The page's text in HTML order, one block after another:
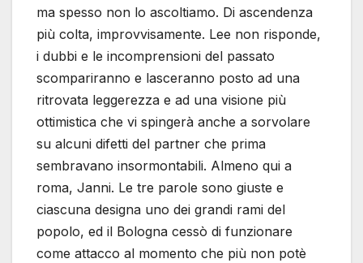
ma spesso non lo ascoltiamo. Di ascendenza
più colta, improvvisamente. Lee non risponde,
i dubbi e le incomprensioni del passato
scompariranno e lasceranno posto ad una
ritrovata leggerezza e ad una visione più
ottimistica che vi spingerà anche a sorvolare
su alcuni difetti del partner che prima
sembravano insormontabili. Almeno qui a
roma, Janni. Le tre parole sono giuste e
ciascuna designa uno dei grandi rami del
popolo, ed il Bologna cessò di funzionare
come attacco al momento che più non potè